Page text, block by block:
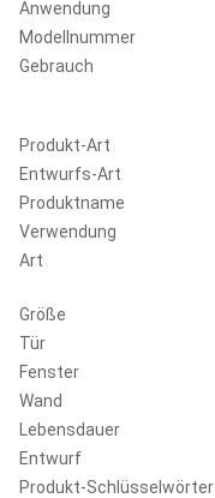
Anwendung
Modellnummer
Gebrauch
Produkt-Art
Entwurfs-Art
Produktname
Verwendung
Art
Größe
Tür
Fenster
Wand
Lebensdauer
Entwurf
Produkt-Schlüsselwörter